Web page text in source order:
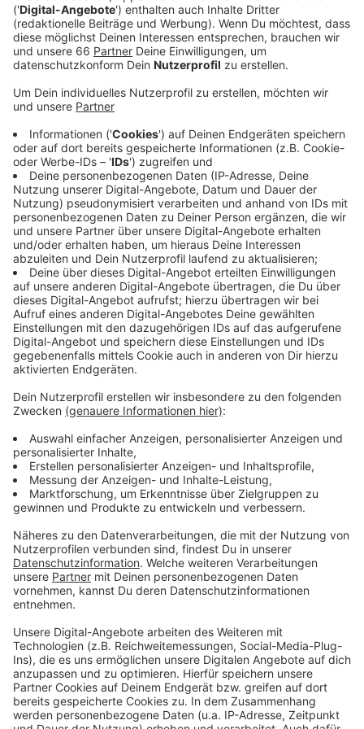
Feuerwerk. Ein Termin steht noch nicht, aber die
Absicht steht: Im Spätsommer oder Herbst soll
das Japan-Feuerwerk nachgeholt werden.
Mittwoch, 05.05.2021 14:33
Bis dahin wird es ab Ende Mai verschiedene Aktionen
geben, die sich die „Japan-Tage 2021“ nennen. Es wird
zum Beispiel eine Japan-Bahn der Rheinbahn durch die
Stadt fahren, auf den Linien der Wehrhahn-Linie – sie
dokumentiert das 160. Jubiläum der deutsch-
japanischen Freundschaft, deren Hochburg Düsseldorf
ist. Außerdem ist ein virtuelles DoKomi-Event geplant,
bei dem sich Fans der japanischen Popkultur
austauschen können – bevor Anfang August (7./8.
August) an der Messe optimistisch ein Präsenz-Event
der Szene über die Bühne gehen soll.
Anzeige
Weitere Infos und Links zum Thema:
Anzeige
Das Programm der "Japan-Tage 2021":
So hatten wir Anfang Februar über die Planungen
berichtet:
Anzeige